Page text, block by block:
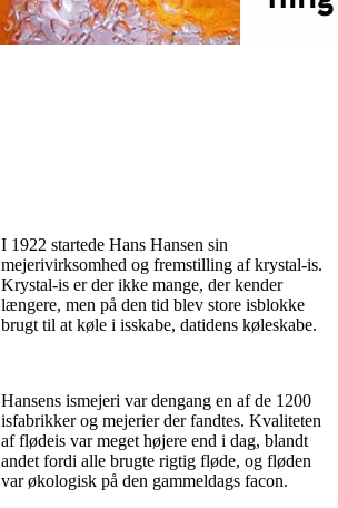
I 1922 startede Hans Hansen sin
mejerivirksomhed og fremstilling af krystal-is.
Krystal-is er der ikke mange, der kender
længere, men på den tid blev store isblokke
brugt til at køle i isskabe, datidens køleskabe.
Hansens ismejeri var dengang en af de 1200
isfabrikker og mejerier der fandtes. Kvaliteten
af flødeis var meget højere end i dag, blandt
andet fordi alle brugte rigtig fløde, og fløden
var økologisk på den gammeldags facon.